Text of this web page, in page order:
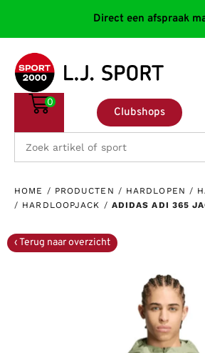
Direct een afspraak
Clubshops
0
HOME / PRODUCTEN / HARDLOPEN /
/ HARDLOOPJACK / ADIDAS ADI 365